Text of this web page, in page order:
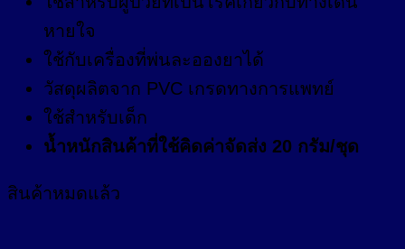
หายใจ
ใช้กับเครื่องที่พ่นละอองยาได้
วัสดุผลิตจาก PVC เกรดทางการแพทย์
ใช้สำหรับเด็ก
น้ำหนักสินค้าที่ใช้คิดค่าจัดส่ง 20 กรัม/ชุด
สินค้าหมดแล้ว